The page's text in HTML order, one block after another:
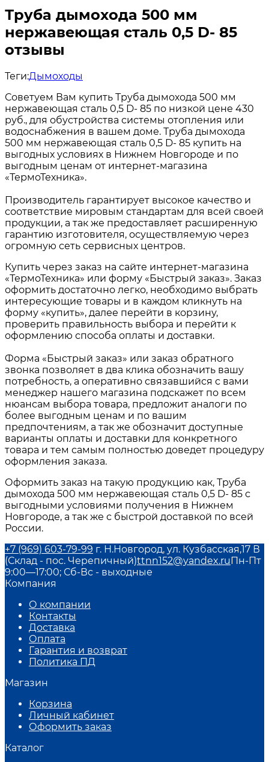
Труба дымохода 500 мм
нержавеющая сталь 0,5 D- 85
отзывы
Теги:Дымоходы
Советуем Вам купить Труба дымохода 500 мм
нержавеющая сталь 0,5 D- 85 по низкой цене 430
руб., для обустройства системы отопления или
водоснабжения в вашем доме. Труба дымохода
500 мм нержавеющая сталь 0,5 D- 85 купить на
выгодных условиях в Нижнем Новгороде и по
выгодным ценам от интернет-магазина
«ТермоТехника».
Производитель гарантирует высокое качество и
соответствие мировым стандартам для всей своей
продукции, а так же предоставляет расширенную
гарантию изготовителя, осуществляемую через
огромную сеть сервисных центров.
Купить через заказ на сайте интернет-магазина
«ТермоТехника» или форму «Быстрый заказ». Заказ
оформить достаточно легко, необходимо выбрать
интересующие товары и в каждом кликнуть на
форму «купить», далее перейти в корзину,
проверить правильность выбора и перейти к
оформлению способа оплаты и доставки.
Форма «Быстрый заказ» или заказ обратного
звонка позволяет в два клика обозначить вашу
потребность, а оперативно связавшийся с вами
менеджер нашего магазина подскажет по всем
нюансам выбора товара, предложит аналоги по
более выгодным ценам и по вашим
предпочтениям, а так же обозначит доступные
варианты оплаты и доставки для конкретного
товара и тем самым полностью доведет процедуру
оформления заказа.
Оформить заказ на такую продукцию как, Труба
дымохода 500 мм нержавеющая сталь 0,5 D- 85 с
выгодными условиями получения в Нижнем
Новгороде, а так же с быстрой доставкой по всей
России.
+7 (969) 603-79-99 г. Н.Новгород, ул. Кузбасская,17 В
(Склад - пос. Черепичный)ttnn152@yandex.ruПн-Пт
9:00—17:00; Сб-Вс - выходные
Компания
О компании
Контакты
Доставка
Оплата
Гарантия и возврат
Политика ПД
Магазин
Корзина
Личный кабинет
Оформить заказ
Каталог